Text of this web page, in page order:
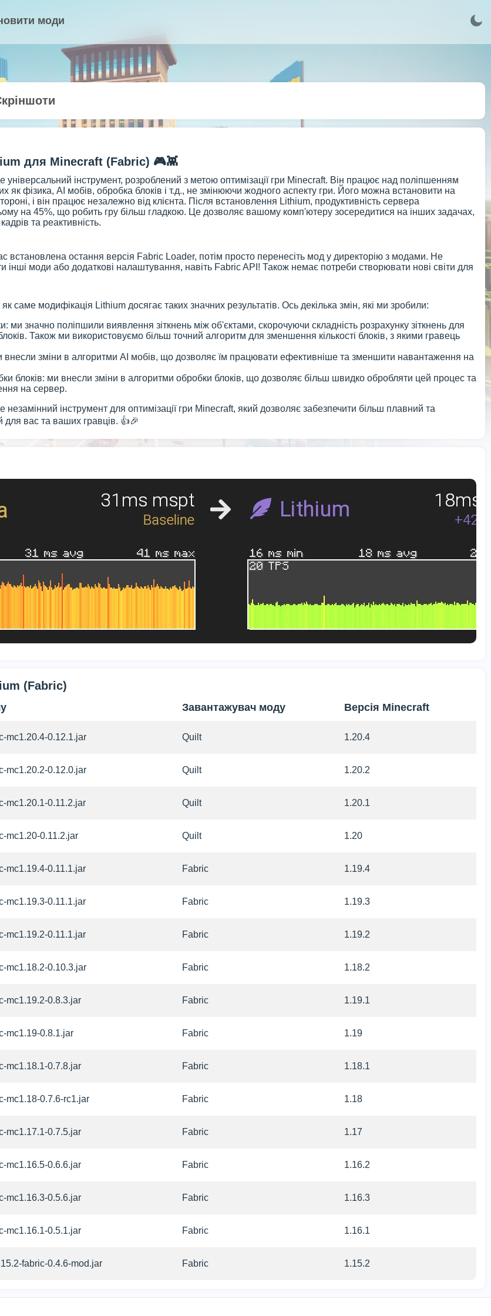
моди
для Minecraft (Fabric) 🎮👾
універсальний інструмент, розроблений з метою оптимізації гри Minecraft. Він працює над поліпшенням
як фізика, AI мобів, обробка блоків і т.д., не змінюючи жодного аспекту гри. Його можна встановити на
і він працює незалежно від клієнта. Після встановлення Lithium, продуктивність сервера
на 45%, що робить гру більш гладкою. Це дозволяє вашому комп'ютеру зосередитися на інших задачах,
та реактивність.
встановлена остання версія Fabric Loader, потім просто перенесіть мод у директорію з модами. Не
інші моди або додаткові налаштування, навіть Fabric API! Також немає потреби створювати нові світи для
саме модифікація Lithium досягає таких значних результатів. Ось декілька змін, які ми зробили:
ми значно поліпшили виявлення зіткнень між об'єктами, скорочуючи складність розрахунку зіткнень для
Також ми використовуємо більш точний алгоритм для зменшення кількості блоків, з якими гравець
внесли зміни в алгоритми AI мобів, що дозволяє їм працювати ефективніше та зменшити навантаження на
блоків: ми внесли зміни в алгоритми обробки блоків, що дозволяє більш швидко обробляти цей процес та
на сервер.
незамінний інструмент для оптимізації гри Minecraft, який дозволяє забезпечити більш плавний та
для вас та ваших гравців. 👍🎉
(Fabric)
Завантажувач моду Версія Minecraft
mc1.20.4-0.12.1.jar Quilt 1.20.4
mc1.20.2-0.12.0.jar Quilt 1.20.2
mc1.20.1-0.11.2.jar Quilt 1.20.1
mc1.20-0.11.2.jar Quilt 1.20
mc1.19.4-0.11.1.jar Fabric 1.19.4
mc1.19.3-0.11.1.jar Fabric 1.19.3
mc1.19.2-0.11.1.jar Fabric 1.19.2
mc1.18.2-0.10.3.jar Fabric 1.18.2
mc1.19.2-0.8.3.jar Fabric 1.19.1
mc1.19-0.8.1.jar Fabric 1.19
mc1.18.1-0.7.8.jar Fabric 1.18.1
mc1.18-0.7.6-rc1.jar Fabric 1.18
mc1.17.1-0.7.5.jar Fabric 1.17
mc1.16.5-0.6.6.jar Fabric 1.16.2
mc1.16.3-0.5.6.jar Fabric 1.16.3
mc1.16.1-0.5.1.jar Fabric 1.16.1
fabric-0.4.6-mod.jar Fabric 1.15.2